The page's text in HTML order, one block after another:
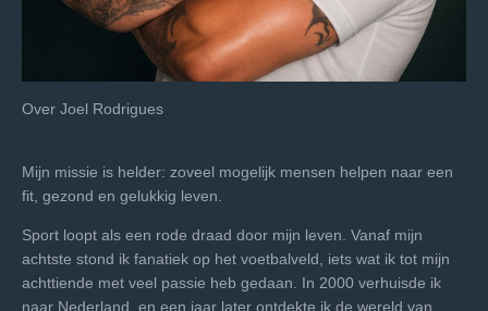
Over Joel Rodrigues
Mijn missie is helder: zoveel mogelijk mensen helpen naar een
fit, gezond en gelukkig leven.
Sport loopt als een rode draad door mijn leven. Vanaf mijn
achtste stond ik fanatiek op het voetbalveld, iets wat ik tot mijn
achttiende met veel passie heb gedaan. In 2000 verhuisde ik
naar Nederland, en een jaar later ontdekte ik de wereld van